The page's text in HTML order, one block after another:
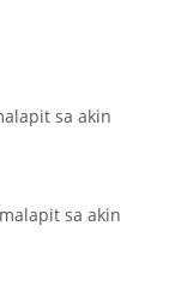
sa akin
sa akin